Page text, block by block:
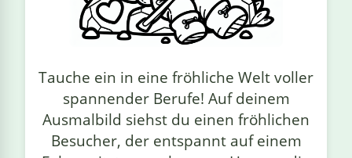
Tauche ein in eine fröhliche Welt voller
spannender Berufe! Auf deinem
Ausmalbild siehst du einen fröhlichen
Besucher, der entspannt auf einem